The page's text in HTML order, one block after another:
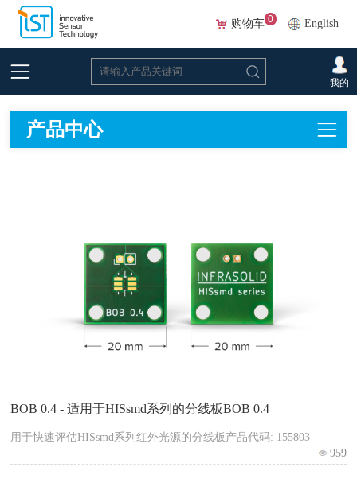
English
购物车 0
我的
首页 在线选型(Beta)>红外光源 >
产品中心
BOB 0.4 - 适用于HISsmd系列的分线板BOB 0.4
用于快速评估HISsmd系列红外光源的分线板产品代码: 155803
959